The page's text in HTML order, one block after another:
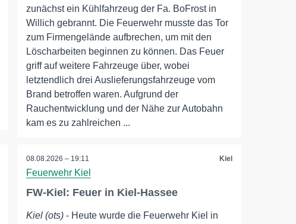
zunächst ein Kühlfahrzeug der Fa. BoFrost in
Willich gebrannt. Die Feuerwehr musste das Tor
zum Firmengelände aufbrechen, um mit den
Löscharbeiten beginnen zu können. Das Feuer
griff auf weitere Fahrzeuge über, wobei
letztendlich drei Auslieferungsfahrzeuge vom
Brand betroffen waren. Aufgrund der
Rauchentwicklung und der Nähe zur Autobahn
kam es zu zahlreichen ...
08.08.2026 – 19:11 Kiel
Feuerwehr Kiel
FW-Kiel: Feuer in Kiel-Hassee
Kiel (ots) - Heute wurde die Feuerwehr Kiel in